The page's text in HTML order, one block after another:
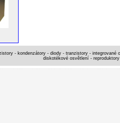
- kondenzátory - diody - tranzistory -
diskotékové osvětlení -